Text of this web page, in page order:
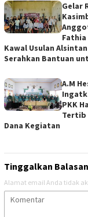
Gelar
Fathia
Kawal Usulan
Serahkan Bantuan
A.M
PKK
Tertib
Dana Kegiatan
Tinggalkan Balasan
Alamat email Anda tidak